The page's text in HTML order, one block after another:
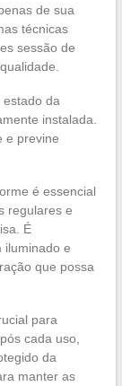
de sua
técnicas
sessão de
da
instalada.
e previne
é essencial
regulares e
É
iluminado e
que possa
para
cada uso,
da
manter as